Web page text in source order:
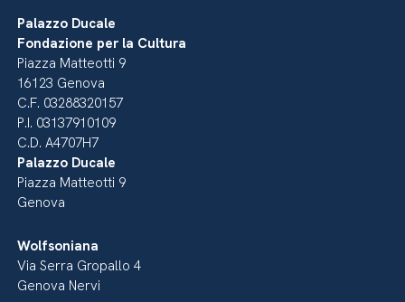
Palazzo Ducale
Fondazione per la Cultura
Piazza Matteotti 9
16123 Genova
C.F. 03288320157
P.I. 03137910109
C.D. A4707H7
Palazzo Ducale
Piazza Matteotti 9
Genova
Wolfsoniana
Via Serra Gropallo 4
Genova Nervi